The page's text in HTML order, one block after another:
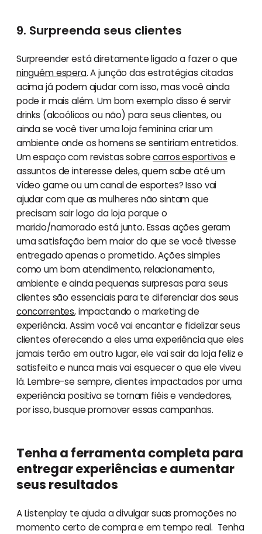
9. Surpreenda seus clientes
Surpreender está diretamente ligado a fazer o que
ninguém espera. A junção das estratégias citadas
acima já podem ajudar com isso, mas você ainda
pode ir mais além. Um bom exemplo disso é servir
drinks (alcoólicos ou não) para seus clientes, ou
ainda se você tiver uma loja feminina criar um
ambiente onde os homens se sentiriam entretidos.
Um espaço com revistas sobrecarros esportivos e
assuntos de interesse deles, quem sabe até um
vídeo game ou um canal de esportes? Isso vai
ajudar com que as mulheres não sintam que
precisam sair logo da loja porque o
marido/namorado está junto. Essas ações geram
uma satisfação bem maior do que se você tivesse
entregado apenas o prometido. Ações simples
como um bom atendimento, relacionamento,
ambiente e ainda pequenas surpresas para seus
clientes são essenciais para te diferenciar dos seus
concorrentes, impactando o marketing de
experiência. Assim você vai encantar e fidelizar seus
clientes oferecendo a eles uma experiência que eles
jamais terão em outro lugar, ele vai sair da loja feliz e
satisfeito e nunca mais vai esquecer o que ele viveu
lá. Lembre-se sempre, clientes impactados por uma
experiência positiva se tornam fiéis e vendedores,
por isso, busque promover essas campanhas.
Tenha a ferramenta completa para
entregar experiências e aumentar
seus resultados
A Listenplay te ajuda a divulgar suas promoções no
momento certo de compra e em tempo real. Tenha